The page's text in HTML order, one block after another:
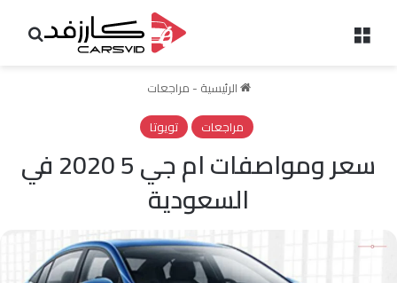
الرئيسية - مراجعات
مراجعات
تويوتا
سعر ومواصفات ام جي 5 2020 في
السعودية